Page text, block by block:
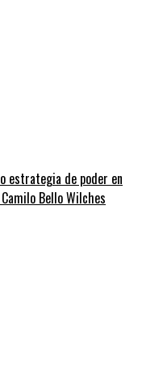
estrategia de poder en
Bello Wilches